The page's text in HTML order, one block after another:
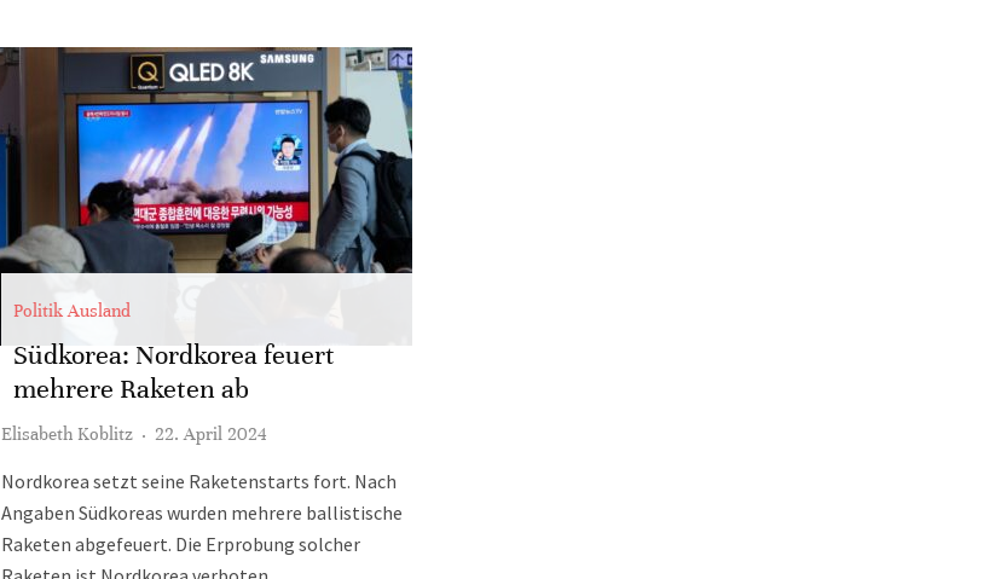
Politik Ausland
Südkorea: Nordkorea feuert
mehrere Raketen ab
Elisabeth Koblitz · 22. April 2024
Nordkorea setzt seine Raketenstarts fort. Nach
Angaben Südkoreas wurden mehrere ballistische
Raketen abgefeuert. Die Erprobung solcher